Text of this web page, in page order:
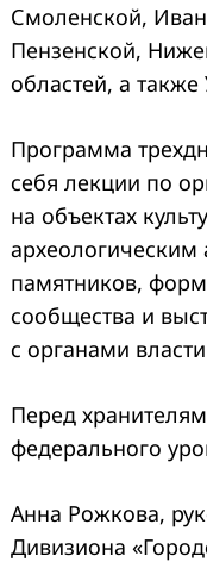
Смоленской,
Пензенской,
областей, а
Программа
себя лекции по
на объектах
археологическим
памятников,
сообщества и
с органами
Перед
федерального
Анна Рожкова,
Дивизиона